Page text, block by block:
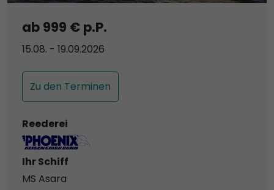
ab 999 € p.P.
15.08. - 19.09.2026
Zu den Terminen
Reederei
Ihr Schiff
MS Asara